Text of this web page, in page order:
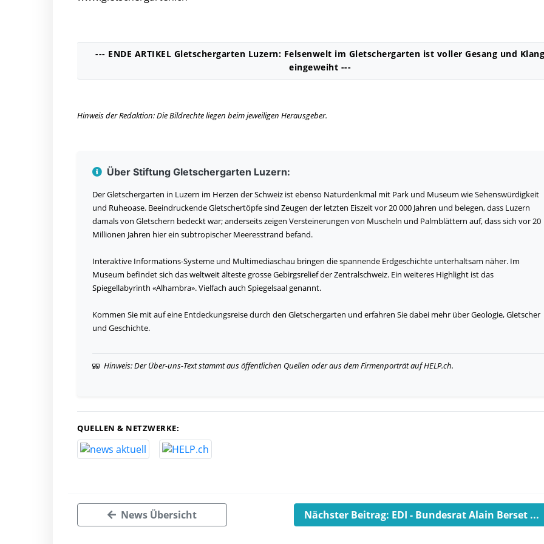
--- ENDE ARTIKEL Gletschergarten Luzern: Felsenwelt im Gletschergarten ist voller Gesang und Klang
eingeweiht ---
Hinweis der Redaktion: Die Bildrechte liegen beim jeweiligen Herausgeber.
Über Stiftung Gletschergarten Luzern:
Der Gletschergarten in Luzern im Herzen der Schweiz ist ebenso Naturdenkmal mit Park und Museum wie Sehenswürdigkeit
und Ruheoase. Beeindruckende Gletschertöpfe sind Zeugen der letzten Eiszeit vor 20 000 Jahren und belegen, dass Luzern
damals von Gletschern bedeckt war; anderseits zeigen Versteinerungen von Muscheln und Palmblättern auf, dass sich vor 20
Millionen Jahren hier ein subtropischer Meeresstrand befand.
Interaktive Informations-Systeme und Multimediaschau bringen die spannende Erdgeschichte unterhaltsam näher. Im
Museum befindet sich das weltweit älteste grosse Gebirgsrelief der Zentralschweiz. Ein weiteres Highlight ist das
Spiegellabyrinth «Alhambra». Vielfach auch Spiegelsaal genannt.
Kommen Sie mit auf eine Entdeckungsreise durch den Gletschergarten und erfahren Sie dabei mehr über Geologie, Gletscher
und Geschichte.
Hinweis: Der Über-uns-Text stammt aus öffentlichen Quellen oder aus dem Firmenporträt auf HELP.ch.
QUELLEN & NETZWERKE:
News Übersicht Nächster Beitrag: EDI - Bundesrat Alain Berset ...